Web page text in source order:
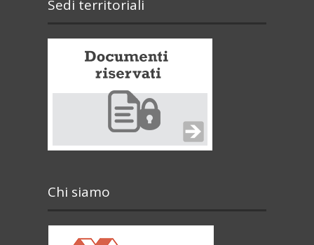
Sedi territoriali
Chi siamo